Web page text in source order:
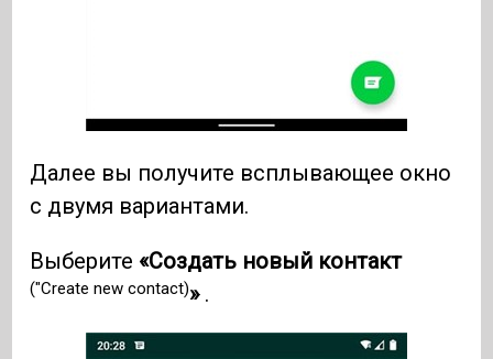
Далее вы получите всплывающее окно
с двумя вариантами.
Выберите «Создать новый контакт
("Create new contact)».